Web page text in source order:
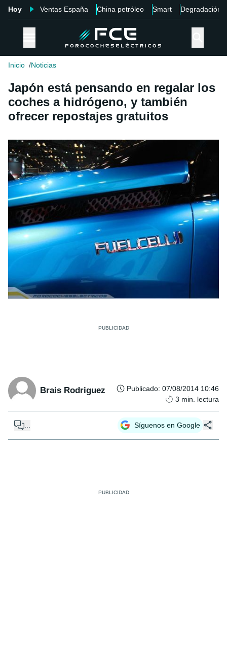
Hoy Ventas España China petróleo Smart Degradación
Inicio Noticias
Japón está pensando en regalar los
coches a hidrógeno, y también
ofrecer repostajes gratuitos
Brais Rodriguez Publicado: 07/08/2014 10:46
3 min. lectura
Síguenos en Google